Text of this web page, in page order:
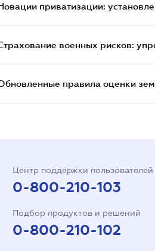
приватизации:
военных рисков:
правила оценки
Центр поддержки пользователей
0-800-210-103
Подбор продуктов и решений
0-800-210-102